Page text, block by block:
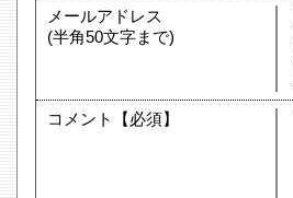
メールアドレス
(半角50文字まで)
コメント【必須】